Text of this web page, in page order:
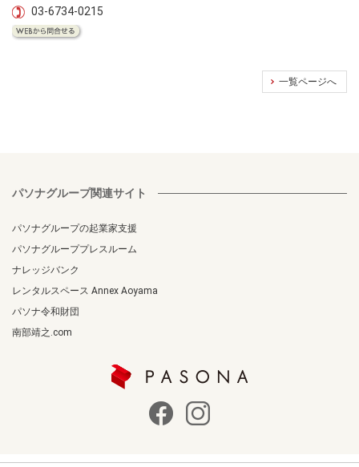
03-6734-0215
一覧ページへ
パソナグループ関連サイト
パソナグループの起業家支援
パソナグループプレスルーム
ナレッジバンク
レンタルスペース Annex Aoyama
パソナ令和財団
南部靖之.com